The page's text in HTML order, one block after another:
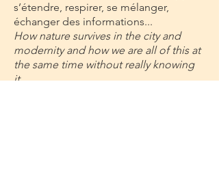
s’étendre, respirer, se mélanger,
échanger des informations...
How nature survives in the city and
modernity and how we are all of this at
the same time without really knowing
it.